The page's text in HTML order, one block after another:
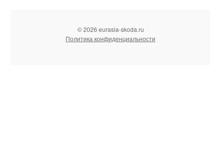
© 2026 eurasia-skoda.ru
Политика конфиденциальности